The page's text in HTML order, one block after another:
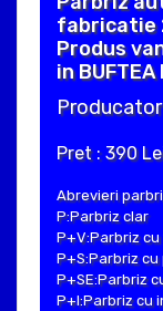
fabricatie
Produs
in
Producator
Pret : 390
Abrevieri
P:Parbriz clar
P+V:Parbriz
P+S:Parbriz
P+SE:Parbriz
P+I:Parbriz cu